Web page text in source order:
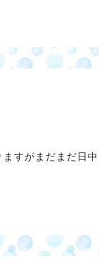
すがまだまだ日